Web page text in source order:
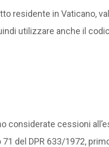
residente in Vaticano,
utilizzare anche il
considerate cessioni
del DPR 633/1972,